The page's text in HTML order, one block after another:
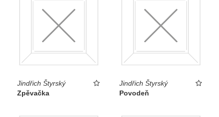
Jindřich Štyrský
Zpěvačka
Jindřich Štyrský
Povodeň